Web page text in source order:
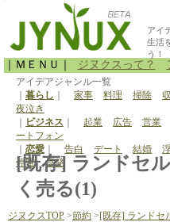
アイ
生活
う！
｜ＭＥＮＵ｜ ジヌクスって？
アイデアジャンル一覧
暮らし 家事 料理 掃除
夜泣き
ビジネス 起業 広告 営業
ートフォン
恋愛 告白 デート 結婚
停電
原発
[既存] ランドセ
く売る(1)
ジヌクスTOP >節約 >[既存] ランドセ